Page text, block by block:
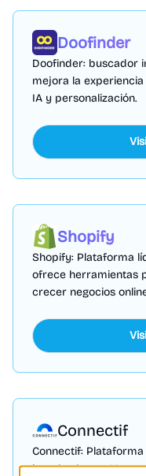
Doofinder
Doofinder: buscador
mejora la
IA y personalización.
Shopify
Shopify: Plataforma
ofrece herramientas
crecer negocios
Connectif
Connectif:
impulsada por IA